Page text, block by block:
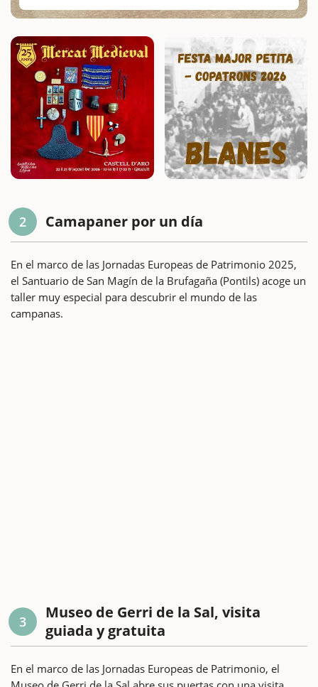
2 Camapaner por un día
En el marco de las Jornadas Europeas de Patrimonio 2025,
el Santuario de San Magín de la Brufagaña (Pontils) acoge un
taller muy especial para descubrir el mundo de las
campanas.
3
Museo de Gerri de la Sal, visita
guiada y gratuita
En el marco de las Jornadas Europeas de Patrimonio, el